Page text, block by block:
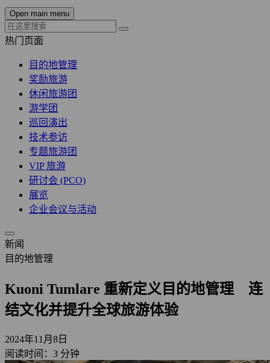
Open main menu
热门页面
目的地管理
奖励旅游
休闲旅游团
游学团
巡回演出
技术参访
专题旅游团
VIP 旅游
研讨会 (PCO)
展览
企业会议与活动
新闻
目的地管理
Kuoni Tumlare 重新定义目的地管理 连
结文化并提升全球旅游体验
2024年11月8日
阅读时间：3 分钟